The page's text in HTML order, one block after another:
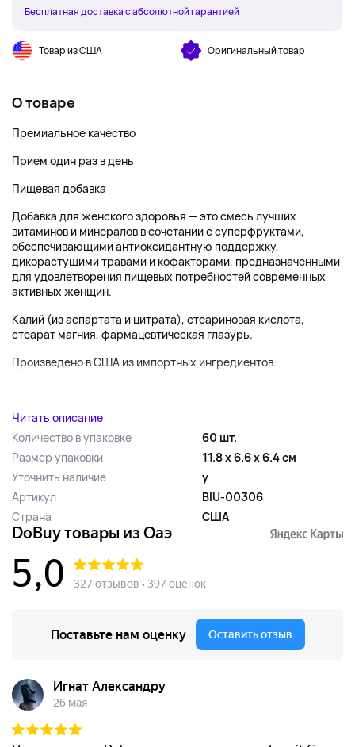
Бесплатная доставка с абсолютной гарантией
Товар из США Оригинальный товар
О товаре
Премиальное качество
Прием один раз в день
Пищевая добавка
Добавка для женского здоровья — это смесь лучших
витаминов и минералов в сочетании с суперфруктами,
обеспечивающими антиоксидантную поддержку,
дикорастущими травами и кофакторами, предназначенными
для удовлетворения пищевых потребностей современных
активных женщин.
Калий (из аспартата и цитрата), стеариновая кислота,
стеарат магния, фармацевтическая глазурь.
Произведено в США из импортных ингредиентов.
Читать описание
Количество в упаковке
60 шт.
Размер упаковки
11.8 x 6.6 x 6.4 см
Уточнить наличие
y
Артикул
BIU-00306
Страна
США